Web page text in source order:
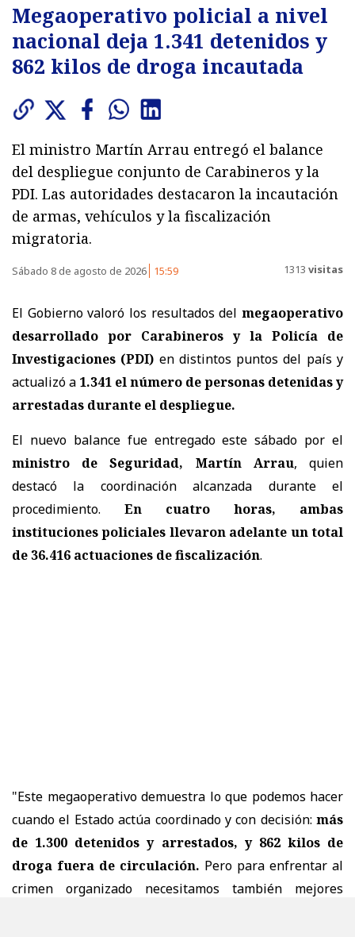
Megaoperativo policial a nivel
nacional deja 1.341 detenidos y
862 kilos de droga incautada
El ministro Martín Arrau entregó el balance
del despliegue conjunto de Carabineros y la
PDI. Las autoridades destacaron la incautación
de armas, vehículos y la fiscalización
migratoria.
Sábado 8 de agosto de 2026 15:59 1313 visitas
El Gobierno valoró los resultados del megaoperativo
desarrollado por Carabineros y la Policía de
Investigaciones (PDI) en distintos puntos del país y
actualizó a 1.341 el número de personas detenidas y
arrestadas durante el despliegue.
El nuevo balance fue entregado este sábado por el
ministro de Seguridad, Martín Arrau, quien
destacó la coordinación alcanzada durante el
procedimiento. En cuatro horas, ambas
instituciones policiales llevaron adelante un total
de 36.416 actuaciones de fiscalización.
"Este megaoperativo demuestra lo que podemos hacer
cuando el Estado actúa coordinado y con decisión: más
de 1.300 detenidos y arrestados, y 862 kilos de
droga fuera de circulación. Pero para enfrentar al
crimen organizado necesitamos también mejores